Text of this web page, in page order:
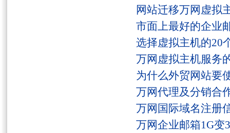
网站迁移万网虚拟
市面上最好的企业
选择虚拟主机的20
万网虚拟主机服务
为什么外贸网站要
万网代理及分销合
万网国际域名注册
万网企业邮箱1G变